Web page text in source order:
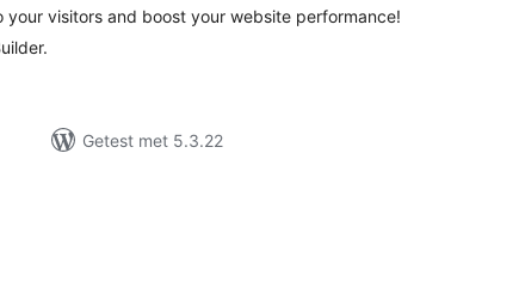
visitors and boost your website performance!
Getest met 5.3.22